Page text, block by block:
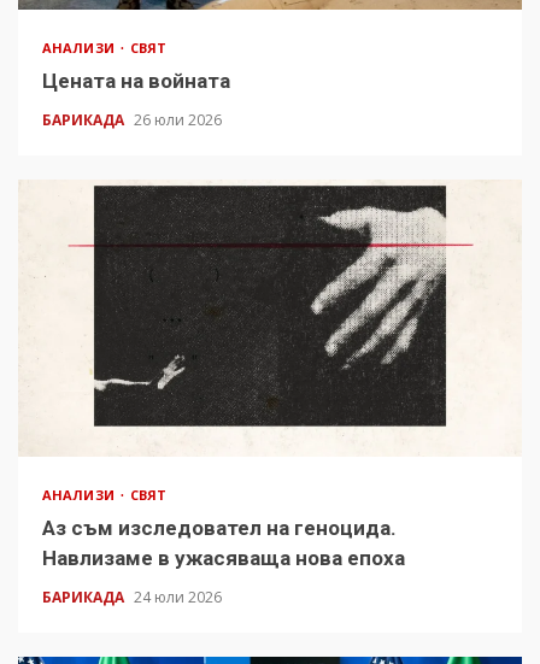
АНАЛИЗИ СВЯТ
Цената на войната
БАРИКАДА 26 юли 2026
АНАЛИЗИ СВЯТ
Аз съм изследовател на геноцида.
Навлизаме в ужасяваща нова епоха
БАРИКАДА 24 юли 2026